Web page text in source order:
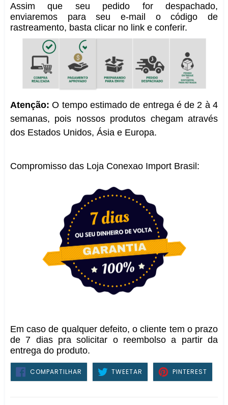
Assim que seu pedido for despachado,
enviaremos para seu e-mail o código de
rastreamento, basta clicar no link e conferir.
Atenção: O tempo estimado de entrega é de 2 à 4
semanas, pois nossos produtos chegam através
dos Estados Unidos, Ásia e Europa.
Compromisso das Loja Conexao Import Brasil:
Em caso de qualquer defeito, o cliente tem o prazo
de 7 dias pra solicitar o reembolso a partir da
entrega do produto.
COMPARTILHAR COMPARTILHAR
FACEBOOK
TWEETAR TWEETARPINTERESTPIN